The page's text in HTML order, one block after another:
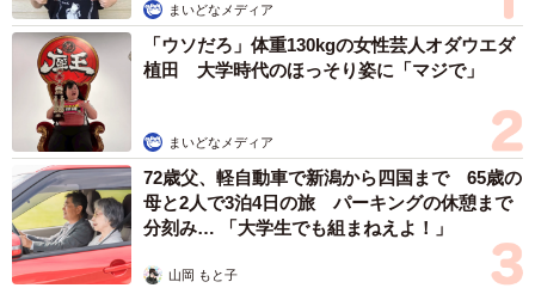
まいどなメディア
「ウソだろ」体重130kgの女性芸人オダウエダ
植田 大学時代のほっそり姿に「マジで」
まいどなメディア
72歳父、軽自動車で新潟から四国まで 65歳の
母と2人で3泊4日の旅 パーキングの休憩まで
分刻み… 「大学生でも組まねえよ！」
山岡 もと子